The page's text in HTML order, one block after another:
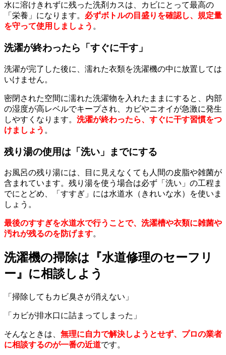
水に溶けきれずに残った洗剤カスは、カビにとって最高の
「栄養」になります。 必ずボトルの目盛りを確認し、規定量
を守って使用しましょう 。
洗濯が終わったら「すぐに干す」
洗濯が完了した後に、濡れた衣類を洗濯機の中に放置しては
いけません。
密閉された空間に濡れた洗濯物を入れたままにすると、内部
の湿度が高レベルでキープされ、カビやニオイが急激に発生
しやすくなります。 洗濯が終わったら、すぐに干す習慣をつ
けましょう 。
残り湯の使用は「洗い」までにする
お風呂の残り湯には、目に見えなくても人間の皮脂や雑菌が
含まれています。残り湯を使う場合は必ず「洗い」の工程ま
でにとどめ、「すすぎ」には水道水（きれいな水）を使いま
しょう。
最後のすすぎを水道水で行うことで、洗濯槽や衣類に雑菌や
汚れが残るのを防げます。
洗濯機の掃除は『水道修理のセーフリ
ー』に相談しよう
「掃除してもカビ臭さが消えない」
「カビが排水口に詰まってしまった」
そんなときは、 無理に自力で解決しようとせず、プロの業者
に相談するのが一番の近道です。